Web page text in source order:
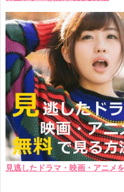
見逃したドラマ・映画・アニメ